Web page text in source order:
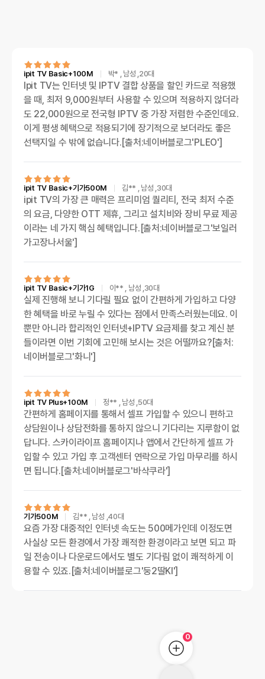
ipit TV Basic+100M 박* , 남성 ,20대
Ipit TV는 인터넷 및 IPTV 결합 상품을 할인 카드로 적용했
을 때, 최저 9,000원부터 사용할 수 있으며 적용하지 않더라
도 22,000원으로 전국형 IPTV 중 가장 저렴한 수준인데요.
이게 평생 혜택으로 적용되기에 장기적으로 보더라도 좋은
선택지일 수 밖에 없습니다.[출처:네이버블로그'PLEO']
ipit TV Basic+기가500M 김** , 남성 ,30대
ipit TV의 가장 큰 매력은 프리미엄 퀄리티, 전국 최저 수준
의 요금, 다양한 OTT 제휴, 그리고 설치비와 장비 무료 제공
이라는 네 가지 핵심 혜택입니다.[출처:네이버블로그'보일러
가고장나서울']
ipit TV Basic+기가1G 이** , 남성 ,30대
실제 진행해 보니 기다릴 필요 없이 간편하게 가입하고 다양
한 혜택을 바로 누릴 수 있다는 점에서 만족스러웠는데요. 이
뿐만 아니라 합리적인 인터넷+IPTV 요금제를 찾고 계신 분
들이라면 이번 기회에 고민해 보시는 것은 어떨까요?[출처:
네이버블로그'화니']
ipit TV Plus+100M 정** , 남성 ,50대
간편하게 홈페이지를 통해서 셀프 가입할 수 있으니 편하고
상담원이나 상담전화를 통하지 않으니 기다리는 지루함이 없
답니다. 스카이라이프 홈페이지나 앱에서 간단하게 셀프 가
입할 수 있고 가입 후 고객센터 연락으로 가입 마무리를 하시
면 됩니다.[출처:네이버블로그'바삭쿠라']
기가500M 김** , 남성 ,40대
요즘 가장 대중적인 인터넷 속도는 500메가인데 이정도면
사실상 모든 환경에서 가장 쾌적한 환경이라고 보면 되고 파
일 전송이나 다운로드에서도 별도 기다림 없이 쾌적하게 이
용할 수 있죠.[출처:네이버블로그'둥2딸KI']
0